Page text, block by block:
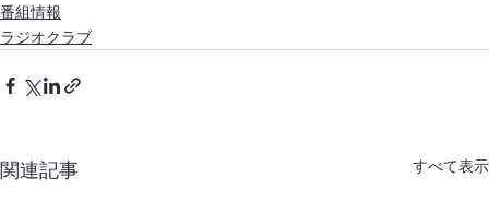
番組情報
ラジオクラブ
関連記事 すべて表示